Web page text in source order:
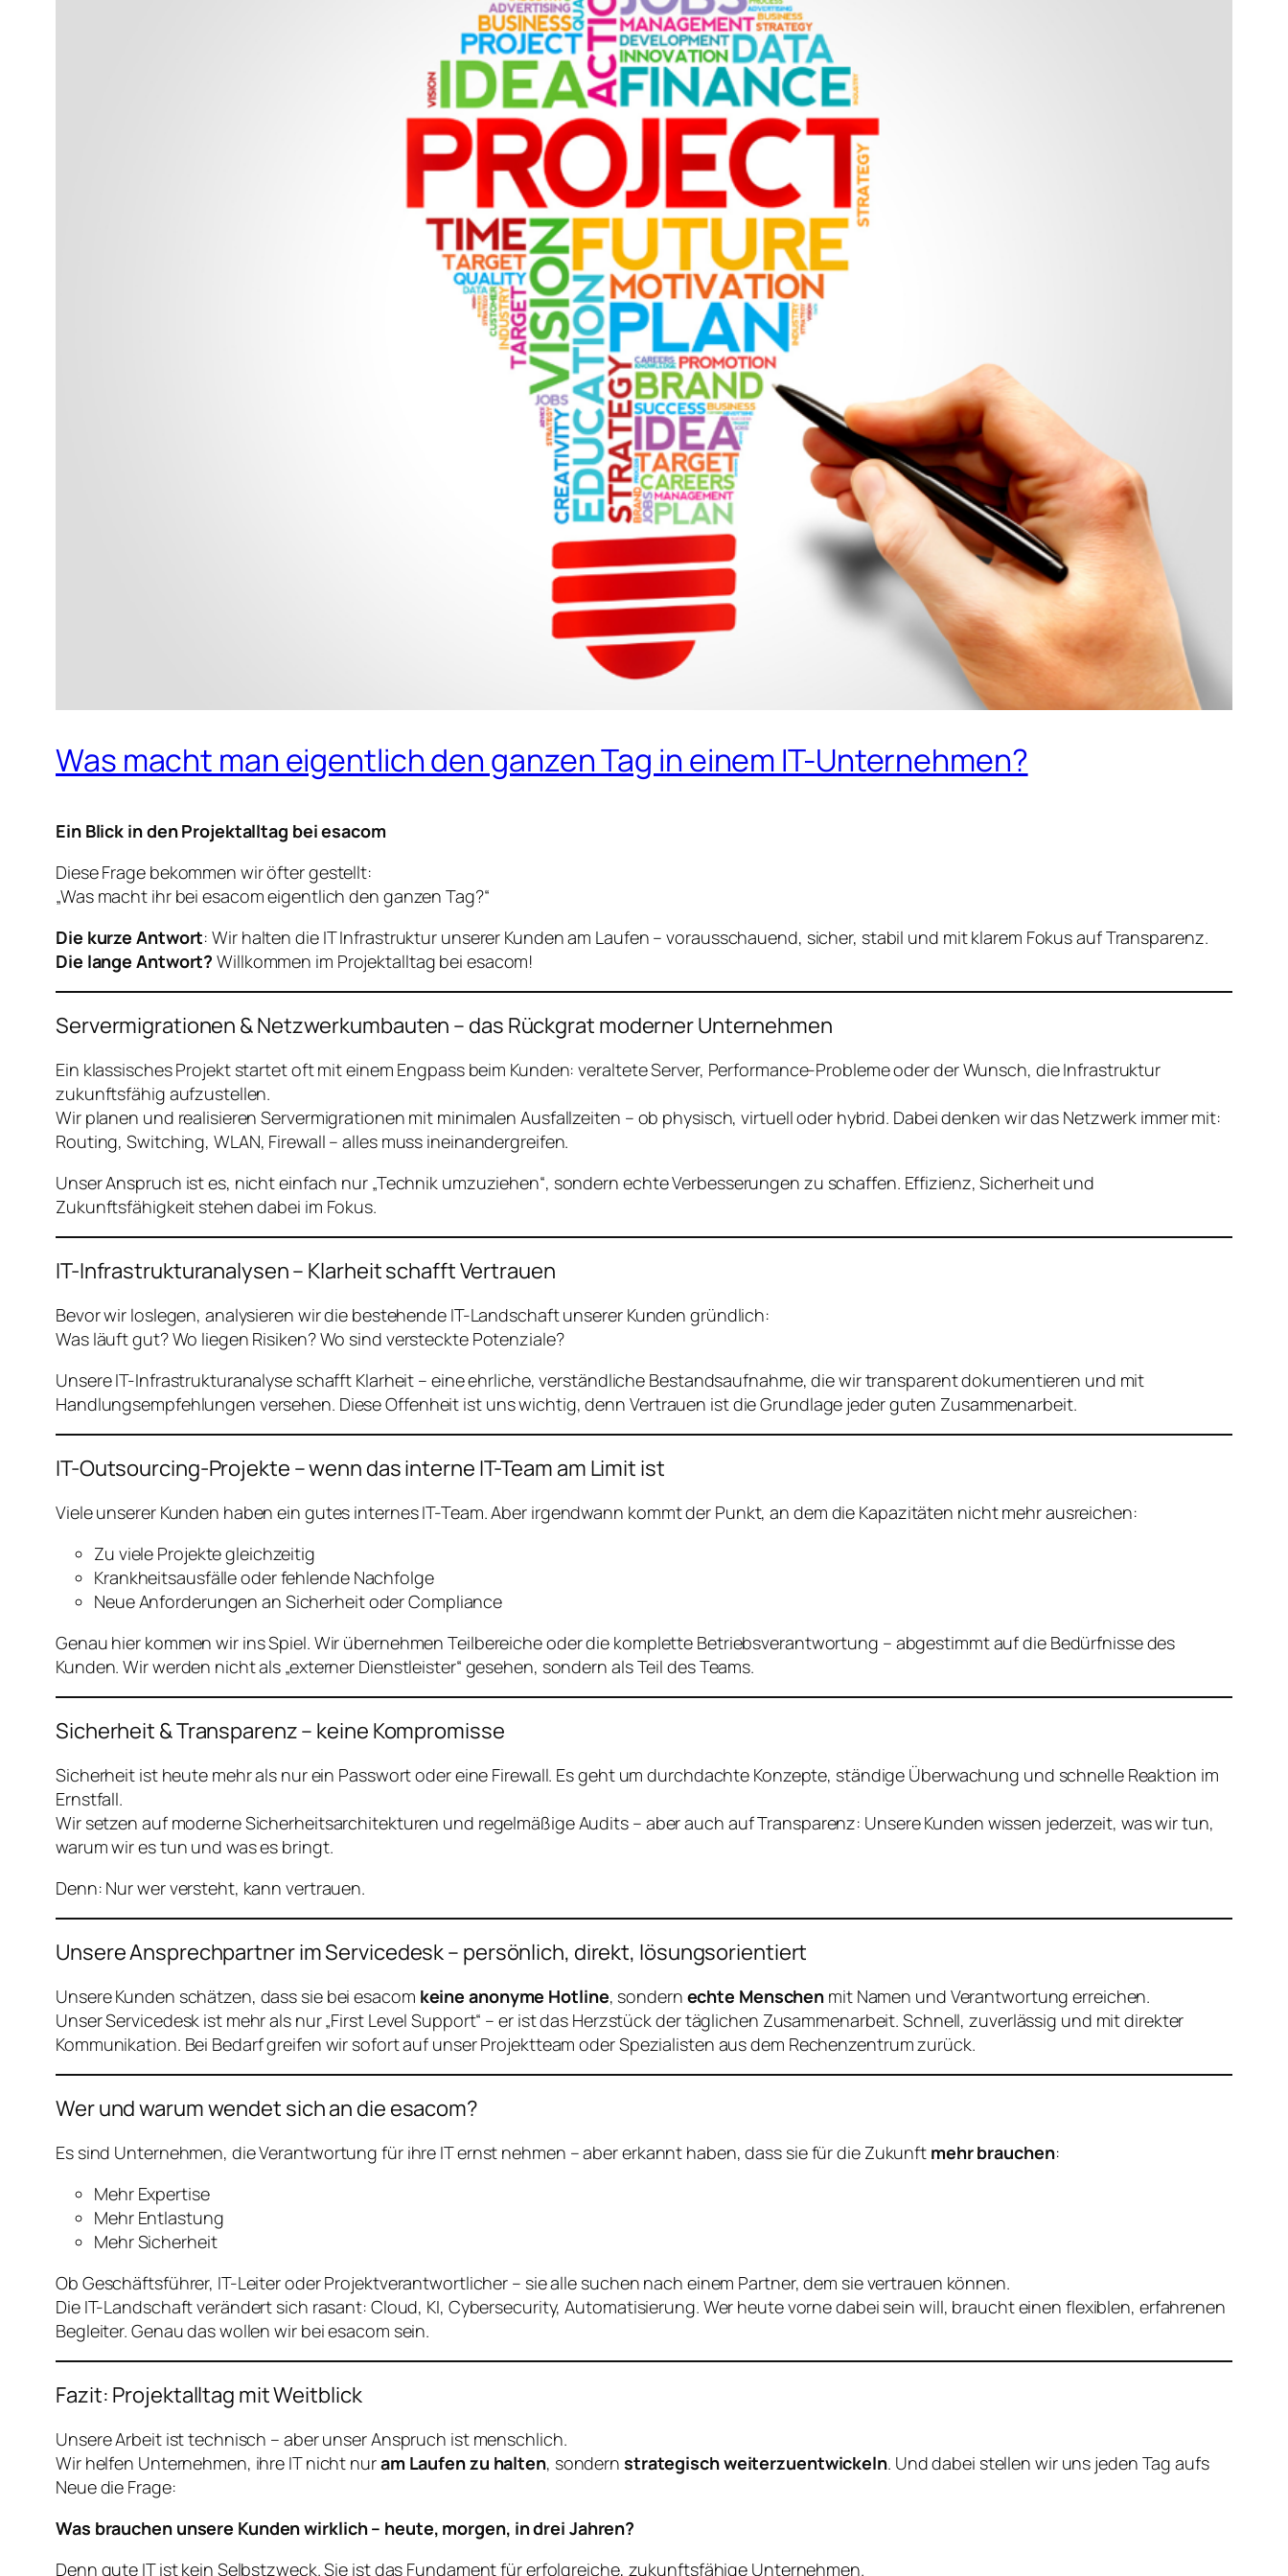
Was macht man eigentlich den ganzen Tag in einem IT-Unternehmen?
Ein Blick in den Projektalltag bei esacom
Diese Frage bekommen wir öfter gestellt:
„Was macht ihr bei esacom eigentlich den ganzen Tag?“
Die kurze Antwort: Wir halten die IT Infrastruktur unserer Kunden am Laufen – vorausschauend, sicher, stabil und mit klarem Fokus auf Transparenz.
Die lange Antwort? Willkommen im Projektalltag bei esacom!
Servermigrationen & Netzwerkumbauten – das Rückgrat moderner Unternehmen
Ein klassisches Projekt startet oft mit einem Engpass beim Kunden: veraltete Server, Performance-Probleme oder der Wunsch, die Infrastruktur
zukunftsfähig aufzustellen.
Wir planen und realisieren Servermigrationen mit minimalen Ausfallzeiten – ob physisch, virtuell oder hybrid. Dabei denken wir das Netzwerk immer mit:
Routing, Switching, WLAN, Firewall – alles muss ineinandergreifen.
Unser Anspruch ist es, nicht einfach nur „Technik umzuziehen“, sondern echte Verbesserungen zu schaffen. Effizienz, Sicherheit und
Zukunftsfähigkeit stehen dabei im Fokus.
IT-Infrastrukturanalysen – Klarheit schafft Vertrauen
Bevor wir loslegen, analysieren wir die bestehende IT-Landschaft unserer Kunden gründlich:
Was läuft gut? Wo liegen Risiken? Wo sind versteckte Potenziale?
Unsere IT-Infrastrukturanalyse schafft Klarheit – eine ehrliche, verständliche Bestandsaufnahme, die wir transparent dokumentieren und mit
Handlungsempfehlungen versehen. Diese Offenheit ist uns wichtig, denn Vertrauen ist die Grundlage jeder guten Zusammenarbeit.
IT-Outsourcing-Projekte – wenn das interne IT-Team am Limit ist
Viele unserer Kunden haben ein gutes internes IT-Team. Aber irgendwann kommt der Punkt, an dem die Kapazitäten nicht mehr ausreichen:
Zu viele Projekte gleichzeitig
Krankheitsausfälle oder fehlende Nachfolge
Neue Anforderungen an Sicherheit oder Compliance
Genau hier kommen wir ins Spiel. Wir übernehmen Teilbereiche oder die komplette Betriebsverantwortung – abgestimmt auf die Bedürfnisse des
Kunden. Wir werden nicht als „externer Dienstleister“ gesehen, sondern als Teil des Teams.
Sicherheit & Transparenz – keine Kompromisse
Sicherheit ist heute mehr als nur ein Passwort oder eine Firewall. Es geht um durchdachte Konzepte, ständige Überwachung und schnelle Reaktion im
Ernstfall.
Wir setzen auf moderne Sicherheitsarchitekturen und regelmäßige Audits – aber auch auf Transparenz: Unsere Kunden wissen jederzeit, was wir tun,
warum wir es tun und was es bringt.
Denn: Nur wer versteht, kann vertrauen.
Unsere Ansprechpartner im Servicedesk – persönlich, direkt, lösungsorientiert
Unsere Kunden schätzen, dass sie bei esacom keine anonyme Hotline, sondern echte Menschen mit Namen und Verantwortung erreichen.
Unser Servicedesk ist mehr als nur „First Level Support“ – er ist das Herzstück der täglichen Zusammenarbeit. Schnell, zuverlässig und mit direkter
Kommunikation. Bei Bedarf greifen wir sofort auf unser Projektteam oder Spezialisten aus dem Rechenzentrum zurück.
Wer und warum wendet sich an die esacom?
Es sind Unternehmen, die Verantwortung für ihre IT ernst nehmen – aber erkannt haben, dass sie für die Zukunft mehr brauchen:
Mehr Expertise
Mehr Entlastung
Mehr Sicherheit
Ob Geschäftsführer, IT-Leiter oder Projektverantwortlicher – sie alle suchen nach einem Partner, dem sie vertrauen können.
Die IT-Landschaft verändert sich rasant: Cloud, KI, Cybersecurity, Automatisierung. Wer heute vorne dabei sein will, braucht einen flexiblen, erfahrenen
Begleiter. Genau das wollen wir bei esacom sein.
Fazit: Projektalltag mit Weitblick
Unsere Arbeit ist technisch – aber unser Anspruch ist menschlich.
Wir helfen Unternehmen, ihre IT nicht nuram Laufen zu halten, sondern strategisch weiterzuentwickeln. Und dabei stellen wir uns jeden Tag aufs
Neue die Frage:
Was brauchen unsere Kunden wirklich – heute, morgen, in drei Jahren?
Denn gute IT ist kein Selbstzweck. Sie ist das Fundament für erfolgreiche, zukunftsfähige Unternehmen.